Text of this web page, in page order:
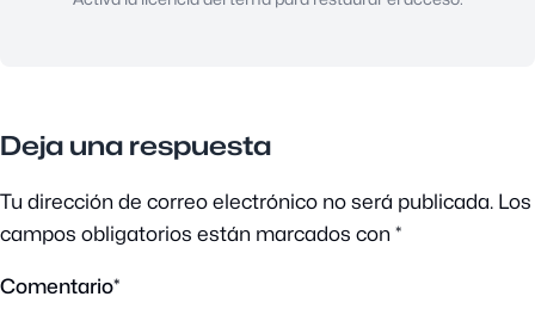
Deja una respuesta
Tu dirección de correo electrónico no será publicada. Los
campos obligatorios están marcados con *
Comentario*